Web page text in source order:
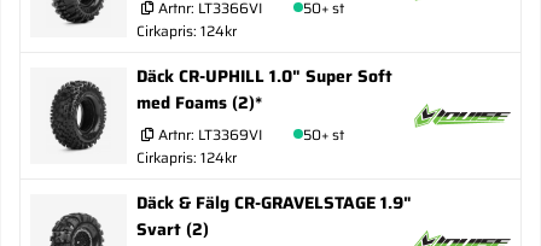
Artnr: LT3366VI
50+ st
Cirkapris: 124kr
Däck CR-UPHILL 1.0" Super Soft
med Foams (2)*
Artnr: LT3369VI
50+ st
Cirkapris: 124kr
Däck & Fälg CR-GRAVELSTAGE 1.9"
Svart (2)